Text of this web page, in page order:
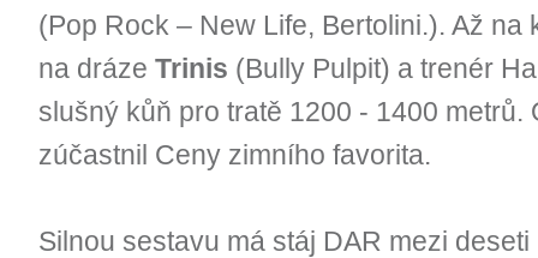
(Pop Rock – New Life, Bertolini.). Až
na dráze Trinis (Bully Pulpit) a trenér
slušný kůň pro tratě 1200 - 1400 metrů.
zúčastnil Ceny zimního favorita.
Silnou sestavu má stáj DAR mezi